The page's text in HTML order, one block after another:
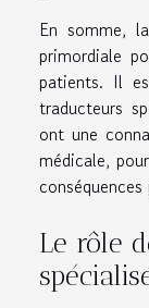
En somme,
primordiale
patients. Il
traducteurs
ont une
médicale,
Le rôle